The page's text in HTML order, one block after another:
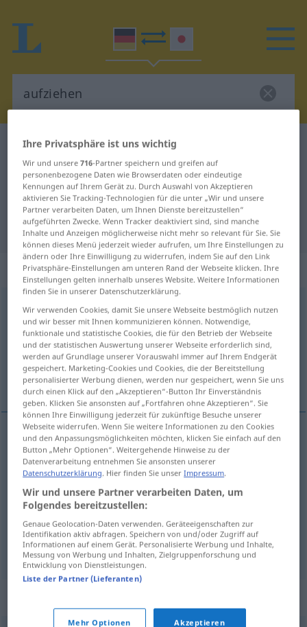
Deutsch-Japanisch Wörterbuch
Deutsch-Japanisch Übersetzung
für "aufziehen"
"aufziehen" Japanisch Übersetzung
„aufziehen“
aufziehen
Übersicht aller Übersetzungen
(Für mehr Details die Übersetzung anklicken/antippen)
開ける, 育てる, ねじを巻く, からかう
開ける [akeru] aufziehenVorhang
[sodateru]
ねじを巻く
からかう[karakau] aufziehen necken
Ihre Privatsphäre ist uns wichtig
Wir und unsere716-Partner speichern und greifen auf
personenbezogene Daten wie Browserdaten oder eindeutige
Kennungen auf Ihrem Gerät zu. Durch Auswahl von Akzeptieren
aktivieren Sie Tracking-Technologien für die unter „Wir und unsere
Partner verarbeiten Daten, um Ihnen Dienste bereitzustellen“
aufgeführten Zwecke. Wenn Tracker deaktiviert sind, sind manche
Inhalte und Anzeigen möglicherweise nicht mehr so relevant für Sie. Sie
können dieses Menü jederzeit wieder aufrufen, um Ihre Einstellungen zu
ändern oder Ihre Einwilligung zu widerrufen, indem Sie auf den Link
Privatsphäre-Einstellungen am unteren Rand der Webseite klicken. Ihre
Einstellungen gelten innerhalb unseres Website. Weitere Informationen
finden Sie in unserer Datenschutzerklärung.
Wir verwenden Cookies, damit Sie unsere Webseite bestmöglich nutzen
und wir besser mit Ihnen kommunizieren können. Notwendige,
funktionale und statistische Cookies, die für den Betrieb der Webseite
und der statistischen Auswertung unserer Webseite erforderlich sind,
werden auf Grundlage unserer Vorauswahl immer auf Ihrem Endgerät
gespeichert. Marketing-Cookies und Cookies, die der Bereitstellung
personalisierter Werbung dienen, werden nur gespeichert, wenn Sie uns
durch einen Klick auf den „Akzeptieren“-Button Ihr Einverständnis
geben. Klicken Sie ansonsten auf „Fortfahren ohne Akzeptieren“. Sie
können Ihre Einwilligung jederzeit für zukünftige Besuche unserer
Webseite widerrufen. Wenn Sie weitere Informationen zu den Cookies
und den Anpassungsmöglichkeiten möchten, klicken Sie einfach auf den
Button „Mehr Optionen“. Weitergehende Hinweise zu der
Datenverarbeitung entnehmen Sie ansonsten unserer
Datenschutzerklärung. Hier finden Sie unserImpressum.
Wir und unsere Partner verarbeiten Daten, um
Folgendes bereitzustellen:
Genaue Geolocation-Daten verwenden. Geräteeigenschaften zur
Identifikation aktiv abfragen. Speichern von und/oder Zugriff auf
Informationen auf einem Gerät. Personalisierte Werbung und Inhalte,
Messung von Werbung und Inhalten, Zielgruppenforschung und
Entwicklung von Dienstleistungen.
Liste der Partner (Lieferanten)
Mehr Optionen Akzeptieren